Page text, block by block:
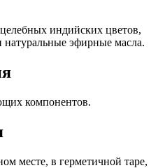
индийских цветов,
натуральные эфирные масла.
компонентов.
месте, в герметичной таре,